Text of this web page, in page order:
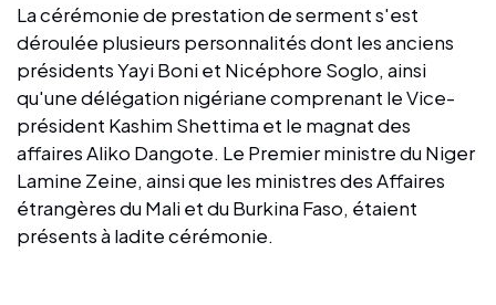
La cérémonie de prestation de serment s'est
déroulée plusieurs personnalités dont les anciens
présidents Yayi Boni et Nicéphore Soglo, ainsi
qu'une délégation nigériane comprenant le Vice-
président Kashim Shettima et le magnat des
affaires Aliko Dangote. Le Premier ministre du Niger
Lamine Zeine, ainsi que les ministres des Affaires
étrangères du Mali et du Burkina Faso, étaient
présents à ladite cérémonie.